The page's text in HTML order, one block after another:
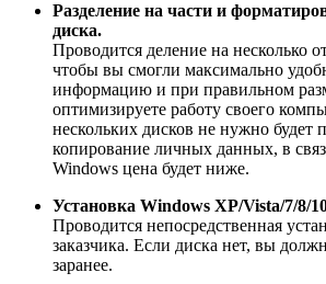
Разделение на части и
диска.
Проводится деление на несколько
чтобы вы смогли максимально
информацию и при правильном
оптимизируете работу своего
нескольких дисков не нужно будет
копирование личных данных, в
Windows цена будет ниже.
Установка Windows XP/Vista/7/8/
Проводится непосредственная
заказчика. Если диска нет, вы
заранее.